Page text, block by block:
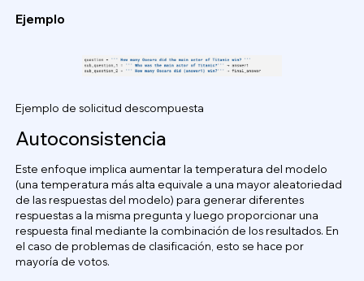
Ejemplo
Ejemplo de solicitud descompuesta
Autoconsistencia
Este enfoque implica aumentar la temperatura del modelo
(una temperatura más alta equivale a una mayor aleatoriedad
de las respuestas del modelo) para generar diferentes
respuestas a la misma pregunta y luego proporcionar una
respuesta final mediante la combinación de los resultados. En
el caso de problemas de clasificación, esto se hace por
mayoría de votos.